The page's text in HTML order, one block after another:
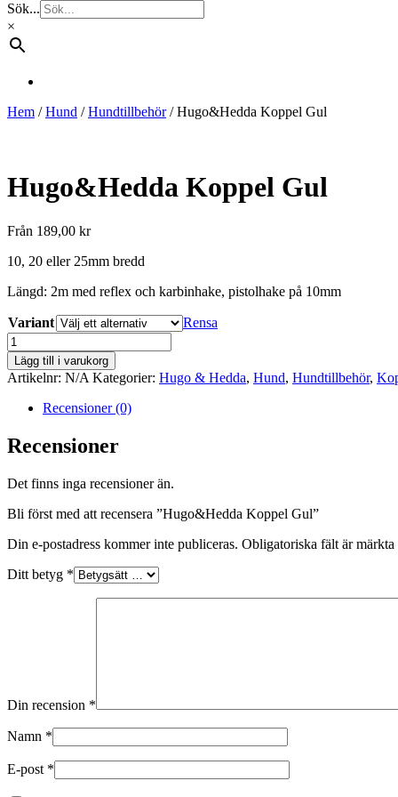
Sök...
×
Hem /Hund /Hundtillbehör/ Hugo&Hedda Koppel Gul
Hugo&Hedda Koppel Gul
Från 189,00 kr
10, 20 eller 25mm bredd
Längd: 2m med reflex och karbinhake, pistolhake på 10mm
Variant
Rensa
Hugo&Hedda
Koppel
Gul
mängd
Lägg till i varukorg
Artikelnr: N/A Kategorier: Hugo & Hedda, Hund, Hundtillbehör,
Recensioner (0)
Recensioner
Det finns inga recensioner än.
Bli först med att recensera ”Hugo&Hedda Koppel Gul”
Din e-postadress kommer inte publiceras. Obligatoriska fält är märkta
Ditt betyg *
Din recension *
Namn *
E-post *